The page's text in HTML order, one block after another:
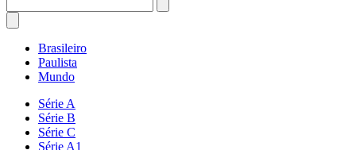
Brasileiro
Paulista
Mundo
Série A
Série B
Série C
Série A1